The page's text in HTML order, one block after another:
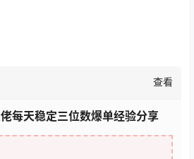
查看
每天稳定三位数爆单经验分享